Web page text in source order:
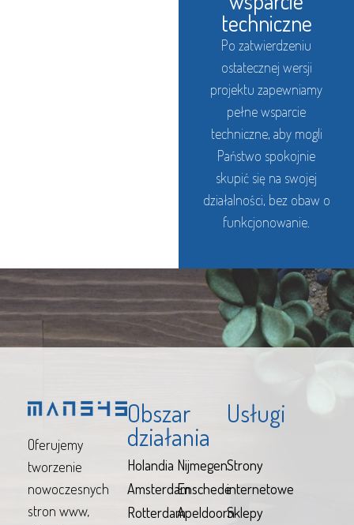
techniczne
Po zatwierdzeniu
ostatecznej wersji
projektu zapewniamy
pełne wsparcie
techniczne, aby mogli
Państwo spokojnie
skupić się na swojej
działalności, bez obaw o
funkcjonowanie.
Oferujemy
tworzenie
nowoczesnych
stron www,
Obszar
działania
Holandia
Amsterdam
Rotterdam
Nijmegen
Enschede
Apeldoorn
Usługi
Strony
internetowe
Sklepy